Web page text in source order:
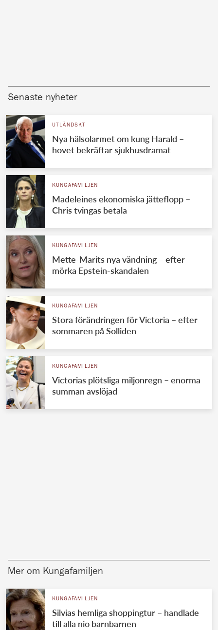
Senaste nyheter
UTLÄNDSKT
Nya hälsolarmet om kung Harald –
hovet bekräftar sjukhusdramat
KUNGAFAMILJEN
Madeleines ekonomiska jätteflopp –
Chris tvingas betala
KUNGAFAMILJEN
Mette-Marits nya vändning – efter
mörka Epstein-skandalen
KUNGAFAMILJEN
Stora förändringen för Victoria – efter
sommaren på Solliden
KUNGAFAMILJEN
Victorias plötsliga miljonregn – enorma
summan avslöjad
Mer om Kungafamiljen
KUNGAFAMILJEN
Silvias hemliga shoppingtur – handlade
till alla nio barnbarnen